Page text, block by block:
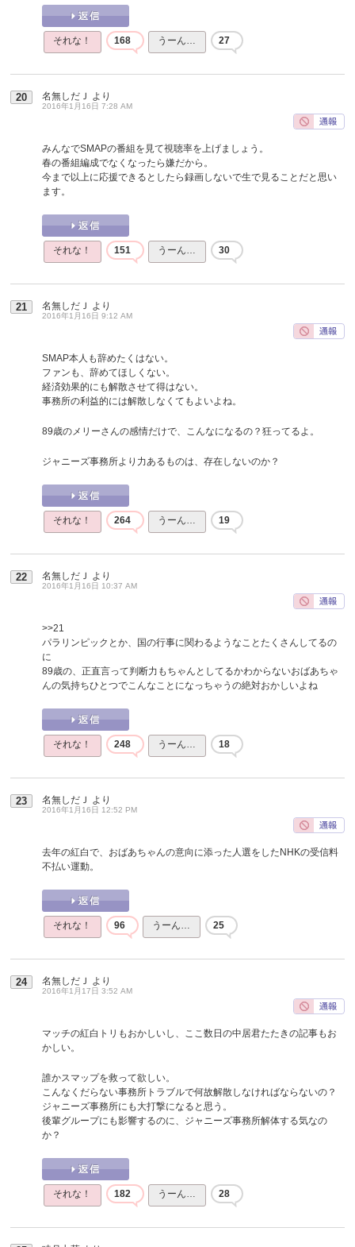
それな！ 168 うーん… 27
20 名無しだＪ より
2016年1月16日 7:28 AM
みんなでSMAPの番組を見て視聴率を上げましょう。
春の番組編成でなくなったら嫌だから。
今まで以上に応援できるとしたら録画しないで生で見ることだと思い
ます。
それな！ 151 うーん… 30
21 名無しだＪ より
2016年1月16日 9:12 AM
SMAP本人も辞めたくはない。
ファンも、辞めてほしくない。
経済効果的にも解散させて得はない。
事務所の利益的には解散しなくてもよいよね。
89歳のメリーさんの感情だけで、こんなになるの？狂ってるよ。
ジャニーズ事務所より力あるものは、存在しないのか？
それな！ 264 うーん… 19
22 名無しだＪ より
2016年1月16日 10:37 AM
>>21
パラリンピックとか、国の行事に関わるようなことたくさんしてるの
に
89歳の、正直言って判断力もちゃんとしてるかわからないおばあちゃ
んの気持ちひとつでこんなことになっちゃうの絶対おかしいよね
それな！ 248 うーん… 18
23 名無しだＪ より
2016年1月16日 12:52 PM
去年の紅白で、おばあちゃんの意向に添った人選をしたNHKの受信料
不払い運動。
それな！ 96 うーん… 25
24 名無しだＪ より
2016年1月17日 3:52 AM
マッチの紅白トリもおかしいし、ここ数日の中居君たたきの記事もお
かしい。
誰かスマップを救って欲しい。
こんなくだらない事務所トラブルで何故解散しなければならないの？
ジャニーズ事務所にも大打撃になると思う。
後輩グループにも影響するのに、ジャニーズ事務所解体する気なの
か？
それな！ 182 うーん… 28